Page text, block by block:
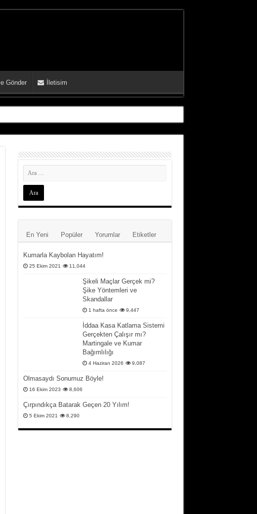
Gönder İletisim
En Yeni Popüler Yorumlar Etiketler
Kumarla Kaybolan Hayatım!
25 Ekim 2021 11,044
Şikeli Maçlar Gerçek mi?
Şike Yöntemleri ve
Skandallar
1 hafta önce 9,447
İddaa Kasa Katlama Sistemi
Gerçekten Çalışır mı?
Martingale ve Kumar
Bağımlılığı
4 Haziran 2026 9,087
Olmasaydı Sonumuz Böyle!
16 Ekim 2023 8,606
Çırpındıkça Batarak Geçen 20 Yılım!
5 Ekim 2021 8,290